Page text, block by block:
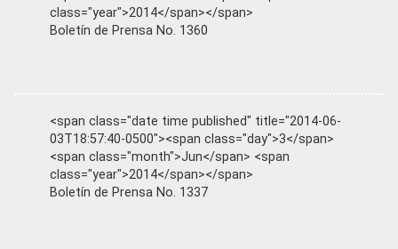
class="year">2014</span></span>
Boletín de Prensa No. 1360
<span class="date time published" title="2014-06-
03T18:57:40-0500"><span class="day">3</span>
<span class="month">Jun</span> <span
class="year">2014</span></span>
Boletín de Prensa No. 1337